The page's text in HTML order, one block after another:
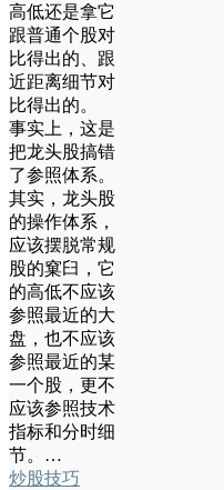
高低还是拿它
跟普通个股对
比得出的、跟
近距离细节对
比得出的。
事实上，这是
把龙头股搞错
了参照体系。
其实，龙头股
的操作体系，
应该摆脱常规
股的窠臼，它
的高低不应该
参照最近的大
盘，也不应该
参照最近的某
一个股，更不
应该参照技术
指标和分时细
节。…
炒股技巧